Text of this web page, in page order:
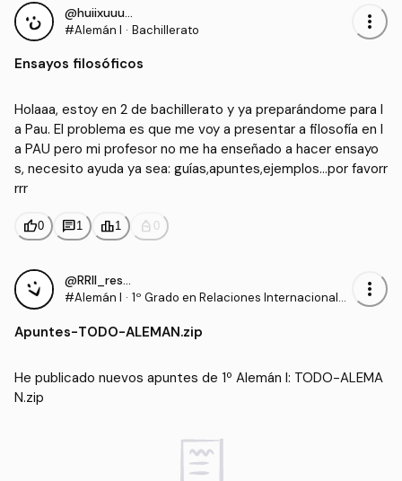
@huiixuuu07
#Alemán I · Bachillerato more_vert
Ensayos filosóficos
Holaaa, estoy en 2 de bachillerato y ya preparándome para l
a Pau. El problema es que me voy a presentar a filosofía en l
a PAU pero mi profesor no me ha enseñado a hacer ensayo
s, necesito ayuda ya sea: guías,apuntes,ejemplos…por favorr
rrr
thumb_up0 chat1 leaderboard1 personal_bag 0
@RRII_resumido
#Alemán I · 1º Grado en Relaciones Internacionales
more_vert
Apuntes-TODO-ALEMAN.zip
He publicado nuevos apuntes de 1º Alemán I: TODO-ALEMA
N.zip